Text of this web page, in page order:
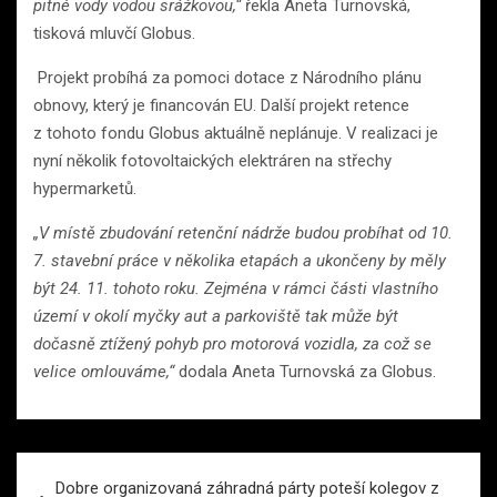
pitné vody vodou srážkovou,“ řekla Aneta Turnovská,
tisková mluvčí Globus.
Projekt probíhá za pomoci dotace z Národního plánu
obnovy, který je financován EU. Další projekt retence
z tohoto fondu Globus aktuálně neplánuje. V realizaci je
nyní několik fotovoltaických elektráren na střechy
hypermarketů.
„V místě zbudování retenční nádrže budou probíhat od 10.
7. stavební práce v několika etapách a ukončeny by měly
být 24. 11. tohoto roku. Zejména v rámci části vlastního
území v okolí myčky aut a parkoviště tak může být
dočasně ztížený pohyb pro motorová vozidla, za což se
velice omlouváme,“dodala Aneta Turnovská za Globus.
Dobre organizovaná záhradná párty poteší kolegov z